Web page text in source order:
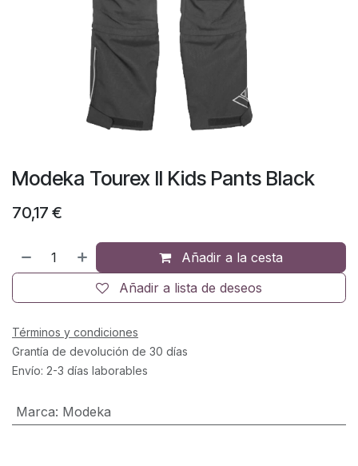
Modeka Tourex II Kids Pants Black
70,17 €
Añadir a la cesta
Añadir a lista de deseos
Términos y condiciones
Grantía de devolución de 30 días
Envío: 2-3 días laborables
Marca: Modeka